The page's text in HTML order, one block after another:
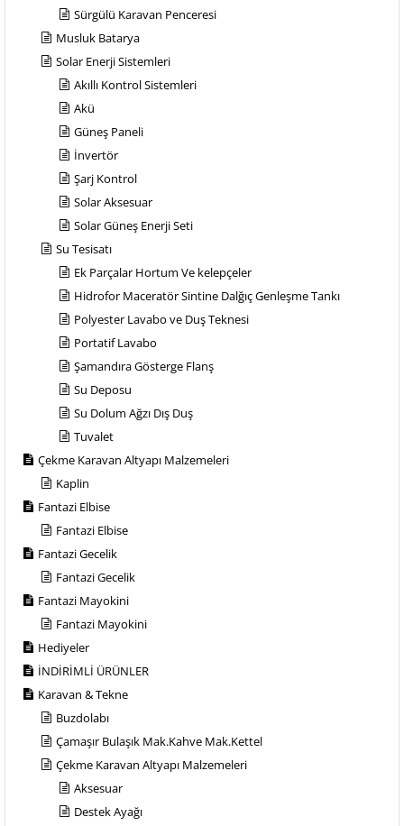
Sürgülü Karavan Penceresi
Musluk Batarya
Solar Enerji Sistemleri
Akıllı Kontrol Sistemleri
Akü
Güneş Paneli
İnvertör
Şarj Kontrol
Solar Aksesuar
Solar Güneş Enerji Seti
Su Tesisatı
Ek Parçalar Hortum Ve kelepçeler
Hidrofor Maceratör Sintine Dalğıç Genleşme Tankı
Polyester Lavabo ve Duş Teknesi
Portatif Lavabo
Şamandıra Gösterge Flanş
Su Deposu
Su Dolum Ağzı Dış Duş
Tuvalet
Çekme Karavan Altyapı Malzemeleri
Kaplin
Fantazi Elbise
Fantazi Elbise
Fantazi Gecelik
Fantazi Gecelik
Fantazi Mayokini
Fantazi Mayokini
Hediyeler
İNDİRİMLİ ÜRÜNLER
Karavan & Tekne
Buzdolabı
Çamaşır Bulaşık Mak.Kahve Mak.Kettel
Çekme Karavan Altyapı Malzemeleri
Aksesuar
Destek Ayağı